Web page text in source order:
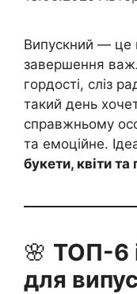
Випускний — це
завершення
гордості, сліз
такий день
справжньому
та емоційне.
букети, квіти
🌸 ТОП-6
для